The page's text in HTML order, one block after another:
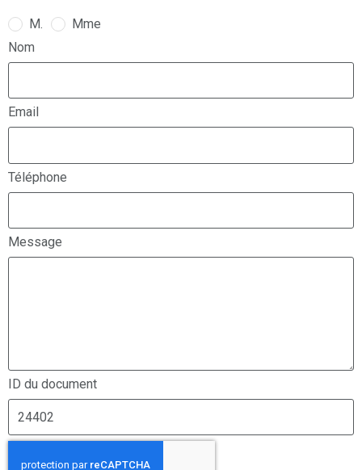
M.
Mme
Nom
Email
Téléphone
Message
ID du document